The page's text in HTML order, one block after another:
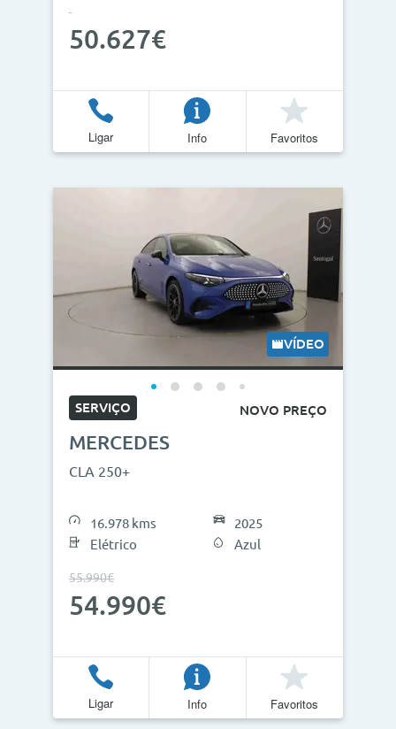
50.627€
Ligar Info Favoritos
VÍDEO
SERVIÇO NOVO PREÇO
MERCEDES
CLA 250+
16.978 kms
Elétrico
2025
Azul
55.990€
54.990€
Ligar Info Favoritos